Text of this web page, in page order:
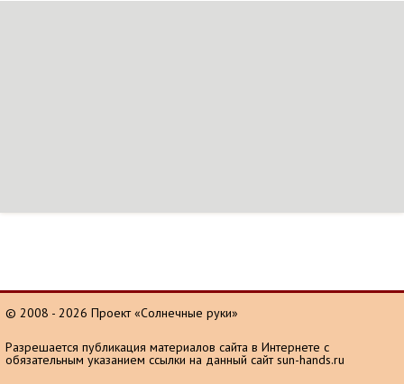
© 2008 - 2026 Проект «Солнечные руки»
Разрешается публикация материалов сайта в Интернете с
обязательным указанием ссылки на данный сайт sun-hands.ru